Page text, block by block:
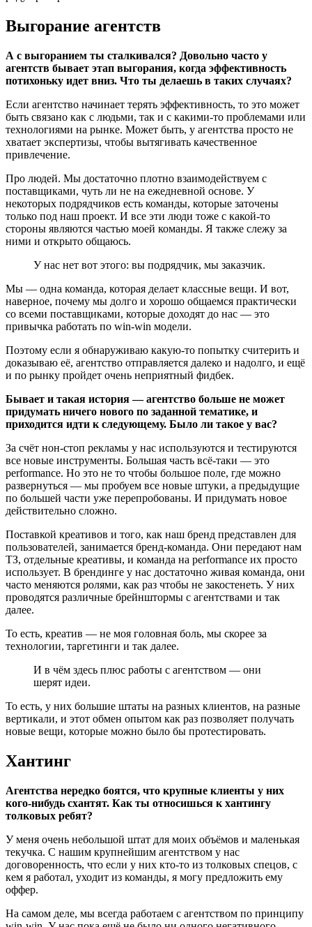
Выгорание агентств
А с выгоранием ты сталкивался? Довольно часто у
агентств бывает этап выгорания, когда эффективность
потихоньку идет вниз. Что ты делаешь в таких случаях?
Если агентство начинает терять эффективность, то это может
быть связано как с людьми, так и с какими-то проблемами или
технологиями на рынке. Может быть, у агентства просто не
хватает экспертизы, чтобы вытягивать качественное
привлечение.
Про людей. Мы достаточно плотно взаимодействуем с
поставщиками, чуть ли не на ежедневной основе. У
некоторых подрядчиков есть команды, которые заточены
только под наш проект. И все эти люди тоже с какой-то
стороны являются частью моей команды. Я также слежу за
ними и открыто общаюсь.
У нас нет вот этого: вы подрядчик, мы заказчик.
Мы — одна команда, которая делает классные вещи. И вот,
наверное, почему мы долго и хорошо общаемся практически
со всеми поставщиками, которые доходят до нас — это
привычка работать по win-win модели.
Поэтому если я обнаруживаю какую-то попытку считерить и
доказываю её, агентство отправляется далеко и надолго, и ещё
и по рынку пройдет очень неприятный фидбек.
Бывает и такая история — агентство больше не может
придумать ничего нового по заданной тематике, и
приходится идти к следующему. Было ли такое у вас?
За счёт нон-стоп рекламы у нас используются и тестируются
все новые инструменты. Большая часть всё-таки — это
performance. Но это не то чтобы большое поле, где можно
развернуться — мы пробуем все новые штуки, а предыдущие
по большей части уже перепробованы. И придумать новое
действительно сложно.
Поставкой креативов и того, как наш бренд представлен для
пользователей, занимается бренд-команда. Они передают нам
ТЗ, отдельные креативы, и команда на performance их просто
использует. В брендинге у нас достаточно живая команда, они
часто меняются ролями, как раз чтобы не закостенеть. У них
проводятся различные брейнштормы с агентствами и так
далее.
То есть, креатив — не моя головная боль, мы скорее за
технологии, таргетинги и так далее.
И в чём здесь плюс работы с агентством — они
шерят идеи.
То есть, у них большие штаты на разных клиентов, на разные
вертикали, и этот обмен опытом как раз позволяет получать
новые вещи, которые можно было бы протестировать.
Хантинг
Агентства нередко боятся, что крупные клиенты у них
кого-нибудь схантят. Как ты относишься к хантингу
толковых ребят?
У меня очень небольшой штат для моих объёмов и маленькая
текучка. С нашим крупнейшим агентством у нас
договоренность, что если у них кто-то из толковых спецов, с
кем я работал, уходит из команды, я могу предложить ему
оффер.
На самом деле, мы всегда работаем с агентством по принципу